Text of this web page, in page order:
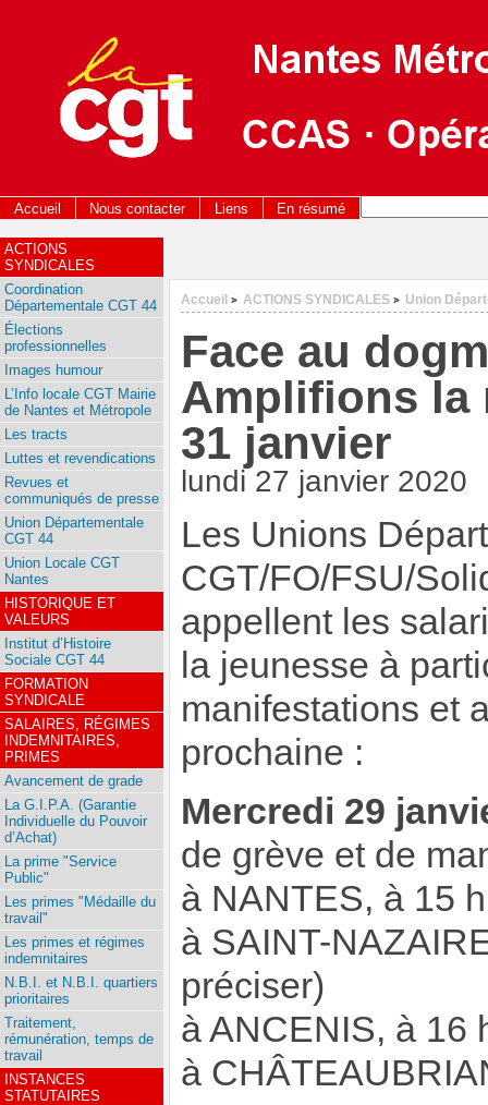
Accueil Nous contacter Liens En résumé
Accueil > ACTIONS SYNDICALES > Union
Face au
Amplifions la
31 janvier
lundi 27 janvier 2020
Les Unions
CGT/FO/FSU/
appellent les
la jeunesse à
manifestations et
prochaine :
Mercredi 29
de grève et de
à NANTES, à 15
à SAINT-
préciser)
à ANCENIS, à 16
à
ACTIONS
SYNDICALES
Coordination
Départementale CGT 44
Élections
professionnelles
Images humour
L’Info locale CGT Mairie
de Nantes et Métropole
Les tracts
Luttes et revendications
Revues et
communiqués de presse
Union Départementale
CGT 44
Union Locale CGT
Nantes
HISTORIQUE ET
VALEURS
Institut d’Histoire
Sociale CGT 44
FORMATION
SYNDICALE
SALAIRES, RÉGIMES
INDEMNITAIRES,
PRIMES
Avancement de grade
La G.I.P.A. (Garantie
Individuelle du Pouvoir
d’Achat)
La prime "Service
Public"
Les primes "Médaille du
travail"
Les primes et régimes
indemnitaires
N.B.I. et N.B.I. quartiers
prioritaires
Traitement,
rémunération, temps de
travail
INSTANCES
STATUTAIRES